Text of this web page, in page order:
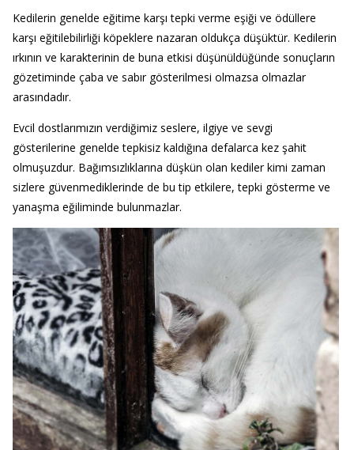
Kedilerin genelde eğitime karşı tepki verme eşiği ve ödüllere
karşı eğitilebilirliği köpeklere nazaran oldukça düşüktür. Kedilerin
ırkının ve karakterinin de buna etkisi düşünüldüğünde sonuçların
gözetiminde çaba ve sabır gösterilmesi olmazsa olmazlar
arasındadır.
Evcil dostlarımızın verdiğimiz seslere, ilgiye ve sevgi
gösterilerine genelde tepkisiz kaldığına defalarca kez şahit
olmuşuzdur. Bağımsızlıklarına düşkün olan kediler kimi zaman
sizlere güvenmediklerinde de bu tip etkilere, tepki gösterme ve
yanaşma eğiliminde bulunmazlar.